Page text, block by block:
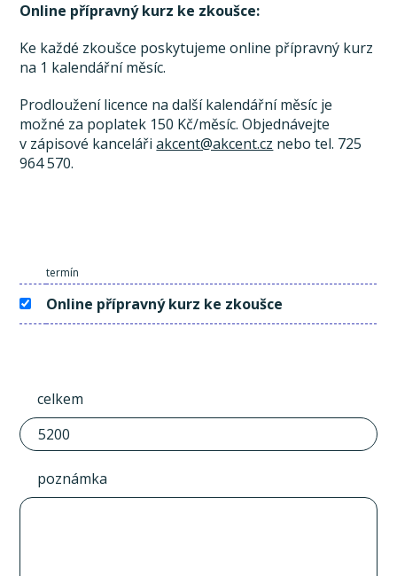
Online přípravný kurz ke zkoušce:
Ke každé zkoušce poskytujeme online přípravný kurz
na 1 kalendářní měsíc.
Prodloužení licence na další kalendářní měsíc je
možné za poplatek 150 Kč/měsíc. Objednávejte
v zápisové kancelářiakcent@akcent.cz nebo tel. 725
964 570.
termín
Online přípravný kurz ke zkoušce
celkem
poznámka